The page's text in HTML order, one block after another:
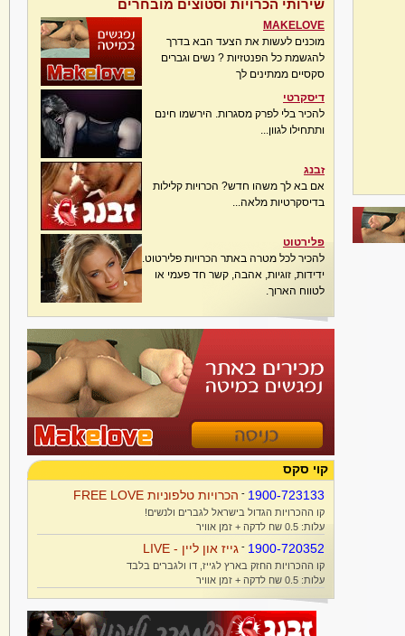
שירותי הכרויות וסטוצים מובחרים
MAKELOVE
מוכנים לעשות את הצעד הבא בדרך
להגשמת כל הפנטזיות ? נשים וגברים
סקסיים ממתינים לך
דיסקרטי
להכיר בלי לפרק מסגרות. הירשמו חינם
ותתחילו לגוון...
זבנג
אם בא לך משהו חדש? הכרויות קלילות
בדיסקרטיות מלאה...
פלירטוט
להכיר לכל מטרה באתר הכרויות פלירטוט.
ידידות, זוגיות, אהבה, קשר חד פעמי או
לטווח הארוך.
קוי סקס
1900-723133
- הכרויות טלפוניות FREE LOVE
קו ההכרויות הגדול בישראל לגברים ולנשים!
עלות: 0.5 שח לדקה + זמן אוויר
1900-720352
- גייז און ליין - LIVE
קו ההכרויות החזק בארץ לגייז, דו ולגברים בלבד
עלות: 0.5 שח לדקה + זמן אוויר